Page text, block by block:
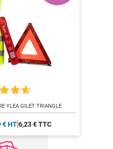
YLEA GILET TRIANGLE
€ HT6,23 € TTC